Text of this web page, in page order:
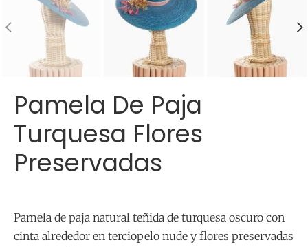
Pamela De Paja
Turquesa Flores
Preservadas
Pamela de paja natural teñida de turquesa oscuro con
cinta alrededor en terciopelo nude y flores preservadas